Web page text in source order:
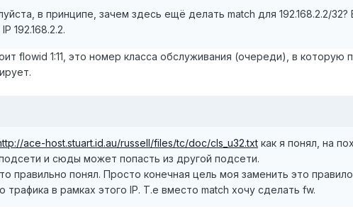
в принципе, зачем здесь ещё делать match для 192.168.2.2/
192.168.2.2.
flowid 1:11, это номер класса обслуживания (очереди), в которую
ace-host.stuart.id.au/russell/files/tc/doc/cls_u32.txt как я понял, на
и сюды может попасть из другой подсети.
правильно понял. Просто конечная цель моя заменить это
трафика в рамках этого IP. Т.е вместо match хочу сделать fw.